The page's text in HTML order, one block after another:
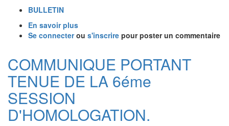
BULLETIN
En savoir plus
Bulletin
Se connecterou s'inscrire pour poster un commentaire
COMMUNIQUE PORTANT
TENUE DE LA 6éme
SESSION
D'HOMOLOGATION.